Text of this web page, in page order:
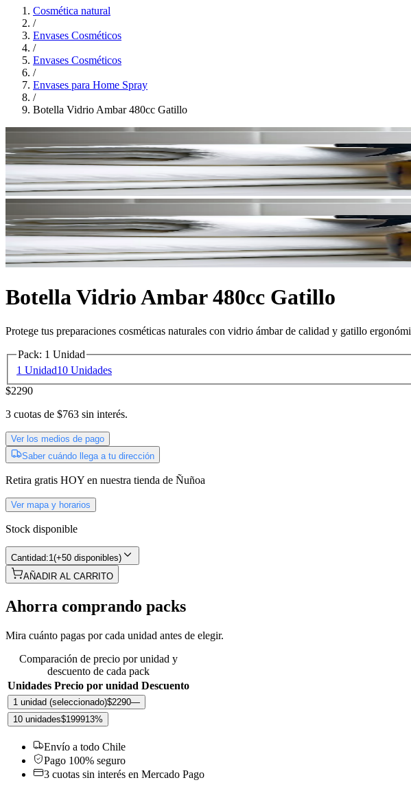
Cosmética natural
/
Envases Cosméticos
/
Envases Cosméticos
/
Envases para Home Spray
/
Botella Vidrio Ambar 480cc Gatillo
Botella Vidrio Ambar 480cc Gatillo
Protege tus preparaciones cosméticas naturales con vidrio ámbar de calidad y gatillo
Pack: 1 Unidad
1 Unidad10 Unidades
$2290
3 cuotas de $763 sin interés.
Ver los medios de pago
Saber cuándo llega a tu dirección
Retira gratis HOY en nuestra tienda de Ñuñoa
Ver mapa y horarios
Stock disponible
Cantidad:1(+50 disponibles)
AÑADIR AL CARRITO
Ahorra comprando packs
Mira cuánto pagas por cada unidad antes de elegir.
Comparación de precio por unidad y
descuento de cada pack
Unidades Precio por unidad Descuento
1 unidad (seleccionado)$2290—
10 unidades$199913%
Envío a todo Chile
Pago 100% seguro
3 cuotas sin interés en Mercado Pago